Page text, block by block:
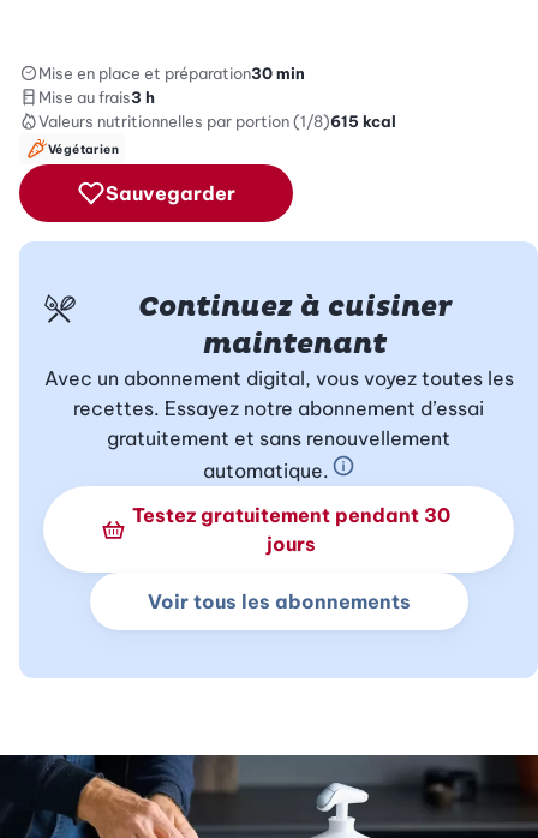
Mise en place et préparation30 min
Mise au frais3 h
Valeurs nutritionnelles par portion (1/8)615 kcal
Végétarien
Sauvegarder
Continuez à cuisiner
maintenant
Avec un abonnement digital, vous voyez toutes les
recettes. Essayez notre abonnement d’essai
gratuitement et sans renouvellement
automatique. En savoir plus sur
Testez gratuitement pendant 30
jours
Voir tous les abonnements